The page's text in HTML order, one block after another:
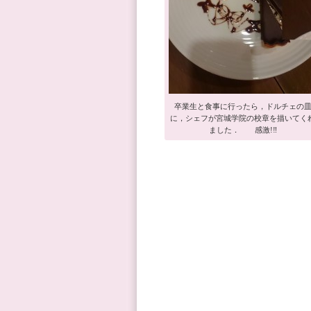
卒業生と食事に行ったら，ドルチェの皿
に，シェフが宮城学院の校章を描いてく
ました． 感激!‼